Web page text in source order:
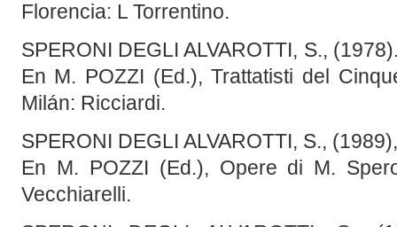
Florencia: L Torrentino.
SPERONI DEGLI ALVAROTTI, S.,
En M. POZZI (Ed.), Trattatisti del
Milán: Ricciardi.
SPERONI DEGLI ALVAROTTI, S.,
En M. POZZI (Ed.), Opere di M.
Vecchiarelli.